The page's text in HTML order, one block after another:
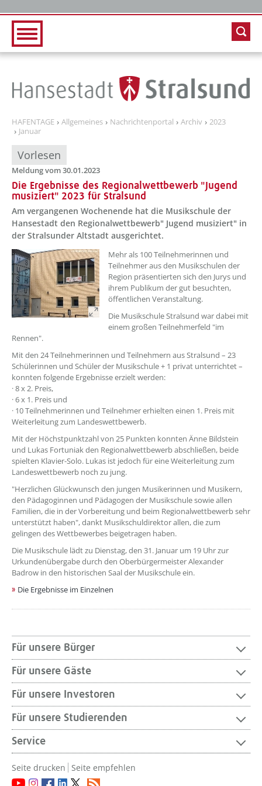
HAFENTAGE Allgemeines Nachrichtenportal Archiv
2023
Januar
Vorlesen
Meldung vom 30.01.2023
Die Ergebnisse des Regionalwettbewerb "Jugend
musiziert" 2023 für Stralsund
Am vergangenen Wochenende hat die Musikschule der
Hansestadt den Regionalwettbewerb" Jugend musiziert" in
der Stralsunder Altstadt ausgerichtet.
??? absaetzeOben[1]/titel ???
Mehr als 100 Teilnehmerinnen und
Teilnehmer aus den Musikschulen der
Region präsentierten sich den Jurys und
ihrem Publikum der gut besuchten,
öffentlichen Veranstaltung.
Die Musikschule Stralsund war dabei mit
einem großen Teilnehmerfeld "im
Rennen".
Mit den 24 Teilnehmerinnen und Teilnehmern aus Stralsund – 23
Schülerinnen und Schüler der Musikschule + 1 privat unterrichtet –
konnten folgende Ergebnisse erzielt werden:
· 8 x 2. Preis,
· 6 x 1. Preis und
· 10 Teilnehmerinnen und Teilnehmer erhielten einen 1. Preis mit
Weiterleitung zum Landeswettbewerb.
Mit der Höchstpunktzahl von 25 Punkten konnten Änne Bildstein
und Lukas Fortuniak den Regionalwettbewerb abschließen, beide
spielten Klavier-Solo. Lukas ist jedoch für eine Weiterleitung zum
Landeswettbewerb noch zu jung.
"Herzlichen Glückwunsch den jungen Musikerinnen und Musikern,
den Pädagoginnen und Pädagogen der Musikschule sowie allen
Familien, die in der Vorbereitung und beim Regionalwettbewerb sehr
unterstützt haben", dankt Musikschuldirektor allen, die zum
gelingen des Wettbewerbes beigetragen haben.
Die Musikschule lädt zu Dienstag, den 31. Januar um 19 Uhr zur
Urkundenübergabe durch den Oberbürgermeister Alexander
Badrow in den historischen Saal der Musikschule ein.
Die Ergebnisse im Einzelnen
Für unsere Bürger
Für unsere Gäste
Für unsere Investoren
Für unsere Studierenden
Service
Seite drucken Seite empfehlen